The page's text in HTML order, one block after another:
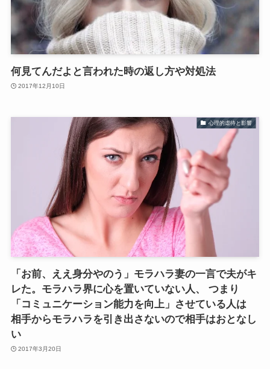
何見てんだよと言われた時の返し方や対処法
2017年12月10日
心理的虐待と影響
「お前、ええ身分やのう」モラハラ妻の一言で夫がキ
レた。モラハラ界に心を置いていない人、 つまり
「コミュニケーション能力を向上」させている人は
相手からモラハラを引き出さないので相手はおとなし
い
2017年3月20日